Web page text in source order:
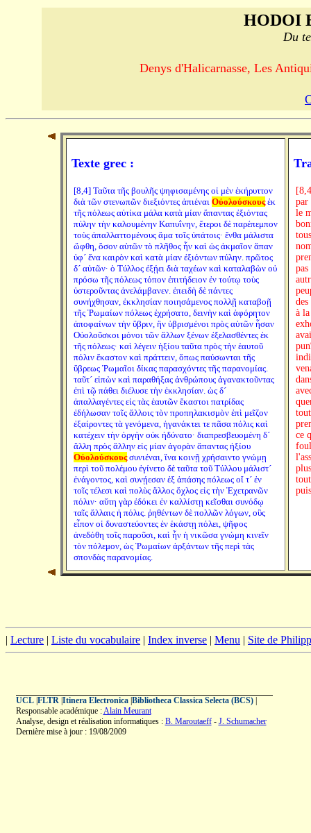
HODOI
Du
Denys d'Halicarnasse, Les
Texte grec :
[8,4] Ταῦτα τῆς βουλῆς ψηφισαμένης οἱ μὲν ἐκήρυττον
διὰ τῶν στενωπῶν διεξιόντες ἀπιέναι Οὐολούσκουςἐκ
τῆς πόλεως αὐτίκα μάλα κατὰ μίαν ἅπαντας ἐξιόντας
πύλην τὴν καλουμένην Καπυΐνην, ἕτεροι δὲ παρέπεμπον
τοὺς ἀπαλλαττομένους ἅμα τοῖς ὑπάτοις· ἔνθα μάλιστα
ὤφθη, ὅσον αὐτῶν τὸ πλῆθος ἦν καὶ ὡς ἀκμαῖον ἅπαν
ὑφ´ ἕνα καιρὸν καὶ κατὰ μίαν ἐξιόντων πύλην. πρῶτος
δ´ αὐτῶν· ὁ Τύλλος ἐξῄει διὰ ταχέων καὶ καταλαβὼν οὐ
πρόσω τῆς πόλεως τόπον ἐπιτήδειον ἐν τούτῳ τοὺς
ὑστεροῦντας ἀνελάμβανεν. ἐπειδὴ δὲ πάντες
συνήχθησαν, ἐκκλησίαν ποιησάμενος πολλῇ καταβοῇ
τῆς Ῥωμαίων πόλεως ἐχρήσατο, δεινὴν καὶ ἀφόρητον
ἀποφαίνων τὴν ὕβριν, ἣν ὑβρισμένοι πρὸς αὐτῶν ἦσαν
Οὐολοῦσκοι μόνοι τῶν ἄλλων ξένων ἐξελασθέντες ἐκ
τῆς πόλεως· καὶ λέγειν ἠξίου ταῦτα πρὸς τὴν ἑαυτοῦ
πόλιν ἕκαστον καὶ πράττειν, ὅπως παύσωνται τῆς
ὕβρεως Ῥωμαῖοι δίκας παρασχόντες τῆς παρανομίας.
ταῦτ´ εἰπὼν καὶ παραθήξας ἀνθρώπους ἀγανακτοῦντας
ἐπὶ τῷ πάθει διέλυσε τὴν ἐκκλησίαν. ὡς δ´
ἀπαλλαγέντες εἰς τὰς ἑαυτῶν ἕκαστοι πατρίδας
ἐδήλωσαν τοῖς ἄλλοις τὸν προπηλακισμὸν ἐπὶ μεῖζον
ἐξαίροντες τὰ γενόμενα, ἠγανάκτει τε πᾶσα πόλις καὶ
κατέχειν τὴν ὀργὴν οὐκ ἠδύνατο· διαπρεσβευομένη δ´
ἄλλη πρὸς ἄλλην εἰς μίαν ἀγορὰν ἅπαντας ἠξίου
Οὐολούσκουςσυνιέναι, ἵνα κοινῇ χρήσαιντο γνώμῃ
περὶ τοῦ πολέμου ἐγίνετο δὲ ταῦτα τοῦ Τύλλου μάλιστ´
ἐνάγοντος, καὶ συνῄεσαν ἐξ ἁπάσης πόλεως οἵ τ´ ἐν
τοῖς τέλεσι καὶ πολὺς ἄλλος ὄχλος εἰς τὴν Ἐχετρανῶν
πόλιν· αὕτη γὰρ ἐδόκει ἐν καλλίστῃ κεῖσθαι συνόδῳ
ταῖς ἄλλαις ἡ πόλις. ῥηθέντων δὲ πολλῶν λόγων, οὓς
εἶπον οἱ δυναστεύοντες ἐν ἑκάστῃ πόλει, ψῆφος
ἀνεδόθη τοῖς παροῦσι, καὶ ἦν ἡ νικῶσα γνώμη κινεῖν
τὸν πόλεμον, ὡς Ῥωμαίων ἀρξάντων τῆς περὶ τὰς
σπονδὰς παρανομίας.
par
le
à
ce
| Lecture | Liste du vocabulaire | Index inverse | Menu | Site de
UCL| FLTR| Itinera Electronica| Bibliotheca Classica Selecta (BCS)|
Responsable académique :Alain Meurant
Analyse, design et réalisation informatiques : B. Maroutaeff- J. Schumacher
Dernière mise à jour : 19/08/2009